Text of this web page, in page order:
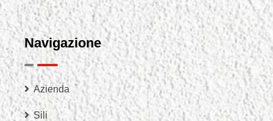
Navigazione
Azienda
Sili